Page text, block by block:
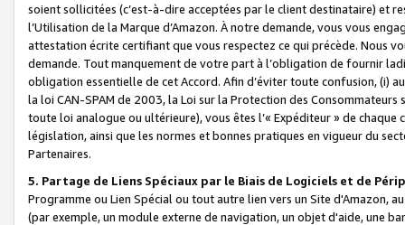
soient sollicitées (c’est-à-dire acceptées par le client destinataire) et
l’Utilisation de la Marque d’Amazon. À notre demande, vous vous
attestation écrite certifiant que vous respectez ce qui précède. Nous
demande. Tout manquement de votre part à l’obligation de fournir
obligation essentielle de cet Accord. Afin d’éviter toute confusion, (i)
la loi CAN-SPAM de 2003, la Loi sur la Protection des
toute loi analogue ou ultérieure), vous êtes l’« Expéditeur » de
législation, ainsi que les normes et bonnes pratiques en vigueur du
Partenaires.
5. Partage de Liens Spéciaux par le Biais de Logiciels et de
Programme ou Lien Spécial ou tout autre lien vers un Site d'Amazon,
(par exemple, un module externe de navigation, un objet d'aide, une